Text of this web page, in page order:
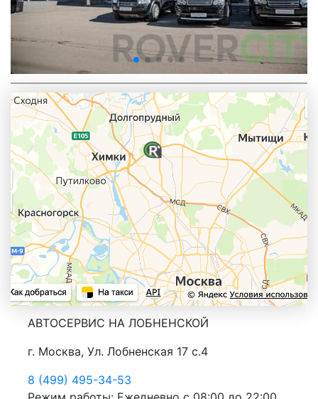
АВТОСЕРВИС НА ЛОБНЕНСКОЙ
г. Москва, Ул. Лобненская 17 с.4
8 (499) 495-34-53